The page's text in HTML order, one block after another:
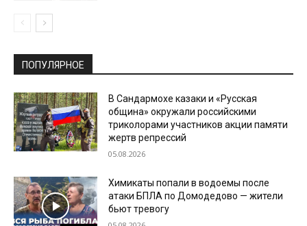
ПОПУЛЯРНОЕ
В Сандармохе казаки и «Русская
община» окружали российскими
триколорами участников акции памяти
жертв репрессий
05.08.2026
Химикаты попали в водоемы после
атаки БПЛА по Домодедово — жители
бьют тревогу